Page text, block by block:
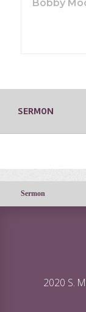
SERMON
Sermon
2020 S.